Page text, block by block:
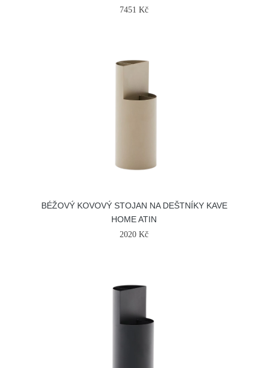
7451 Kč
BÉŽOVÝ KOVOVÝ STOJAN NA DEŠTNÍKY KAVE
HOME ATIN
2020 Kč